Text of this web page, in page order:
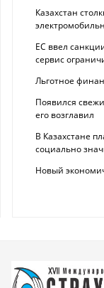
Казахстан
ЕС ввел
сервис
Льготное
Появился
его возглавил
В Казахстане
социально
Новый